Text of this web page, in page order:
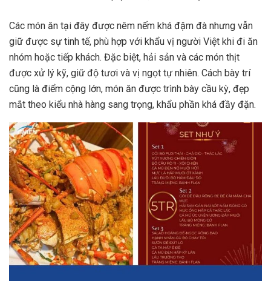
Các món ăn tại đây được nêm nếm khá đậm đà nhưng vẫn
giữ được sự tinh tế, phù hợp với khẩu vị người Việt khi đi ăn
nhóm hoặc tiếp khách. Đặc biệt, hải sản và các món thịt
được xử lý kỹ, giữ độ tươi và vị ngọt tự nhiên. Cách bày trí
cũng là điểm cộng lớn, món ăn được trình bày cầu kỳ, đẹp
mắt theo kiểu nhà hàng sang trọng, khẩu phần khá đầy đặn.